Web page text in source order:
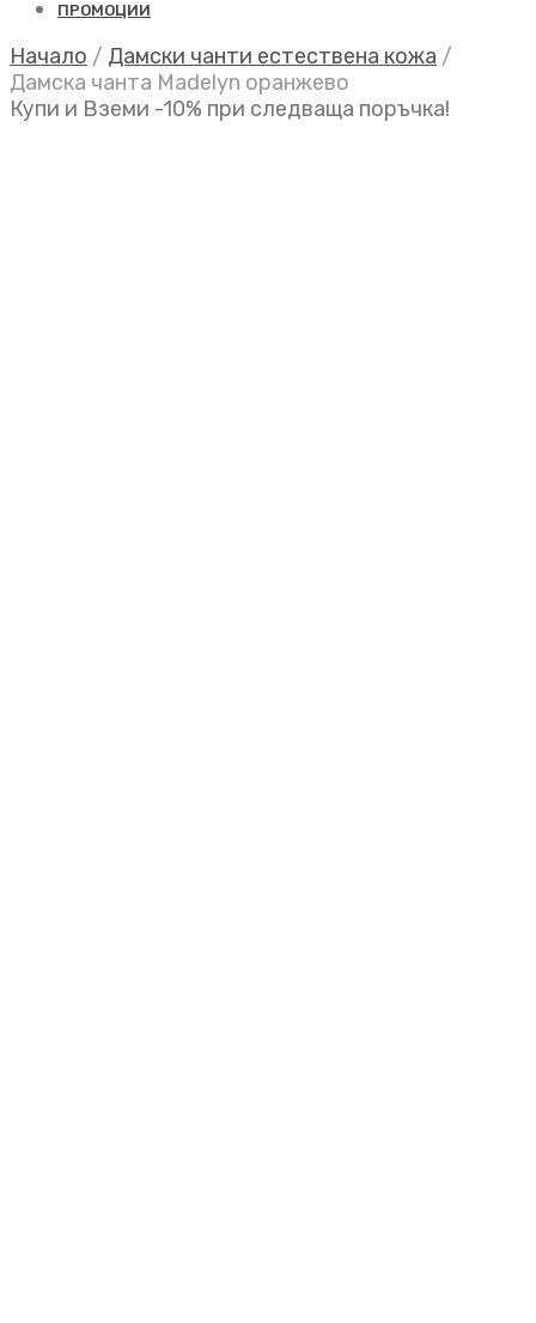
ПРОМОЦИИ
Начало / Дамски чанти естествена кожа /
Дамска чанта Madelyn оранжево
Купи и Вземи -10% при следваща поръчка!